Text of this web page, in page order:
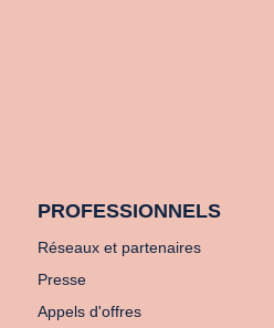
PROFESSIONNELS
Réseaux et partenaires
Presse
Appels d'offres